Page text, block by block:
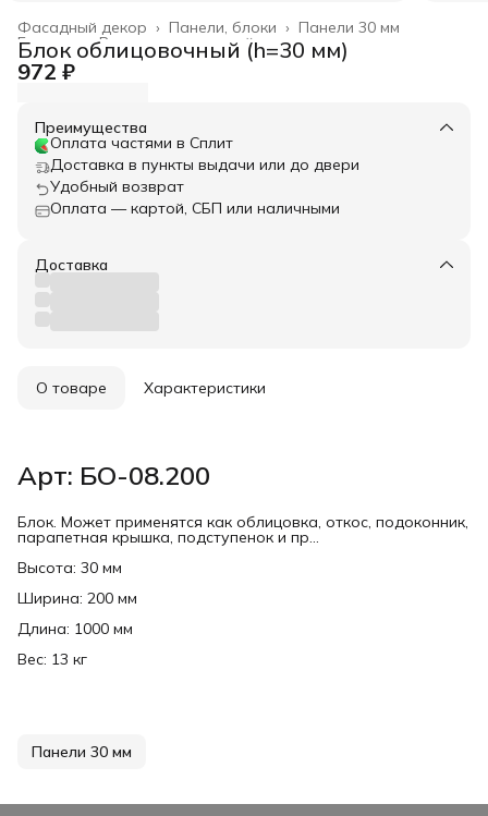
Панели 30 мм
Панели, блоки ›
Фасадный декор ›
Весь архитектурный декор ›
Главная
Блок облицовочный (h=30 мм)
972 ₽
Преимущества
Оплата частями в Сплит
Доставка в пункты выдачи или до двери
Удобный возврат
Оплата — картой, СБП или наличными
Доставка
О товаре Характеристики
Арт: БО-08.200
Блок. Может применятся как облицовка, откос, подоконник,
парапетная крышка, подступенок и пр...
Высота: 30 мм
Ширина: 200 мм
Длина: 1000 мм
Вес: 13 кг
Панели 30 мм